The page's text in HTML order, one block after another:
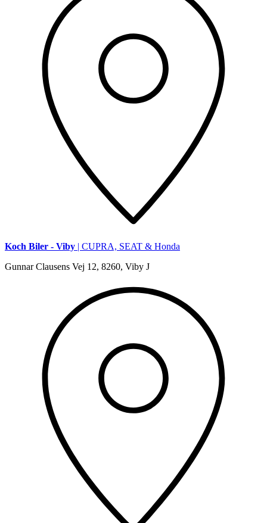
Koch Biler - Viby | CUPRA, SEAT & Honda
Gunnar Clausens Vej 12, 8260, Viby J